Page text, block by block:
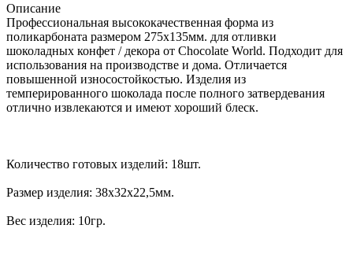
Описание
Профессиональная высококачественная форма из
поликарбоната размером 275х135мм. для отливки
шоколадных конфет / декора от Chocolate World. Подходит для
использования на производстве и дома. Отличается
повышенной износостойкостью. Изделия из
темперированного шоколада после полного затвердевания
отлично извлекаются и имеют хороший блеск.
Количество готовых изделий: 18шт.
Размер изделия: 38х32х22,5мм.
Вес изделия: 10гр.